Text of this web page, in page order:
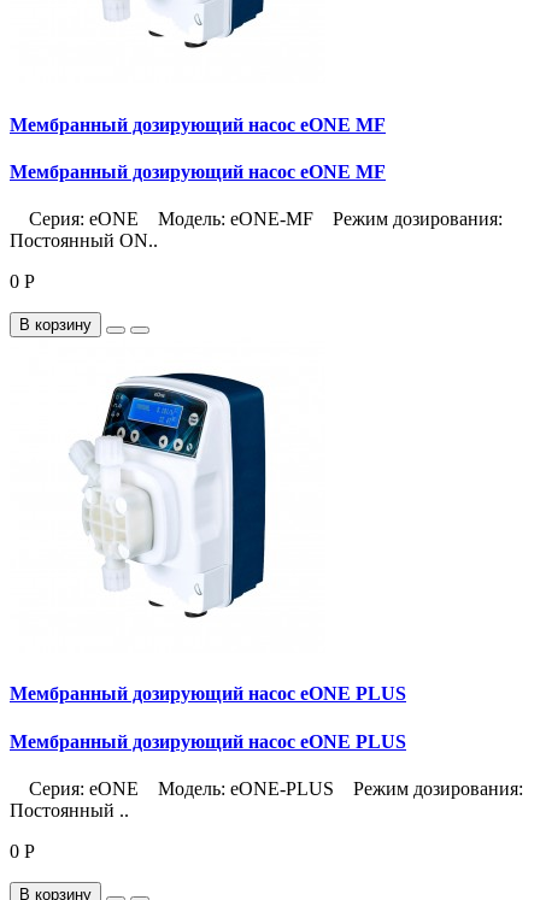
Мембранный дозирующий насос eONE MF
Мембранный дозирующий насос eONE MF
Серия: eONE Модель: eONE-MF Режим дозирования:
Постоянный ON..
0 Р
В корзину
Мембранный дозирующий насос eONE PLUS
Мембранный дозирующий насос eONE PLUS
Серия: eONE Модель: eONE-PLUS Режим дозирования:
Постоянный ..
0 Р
В корзину